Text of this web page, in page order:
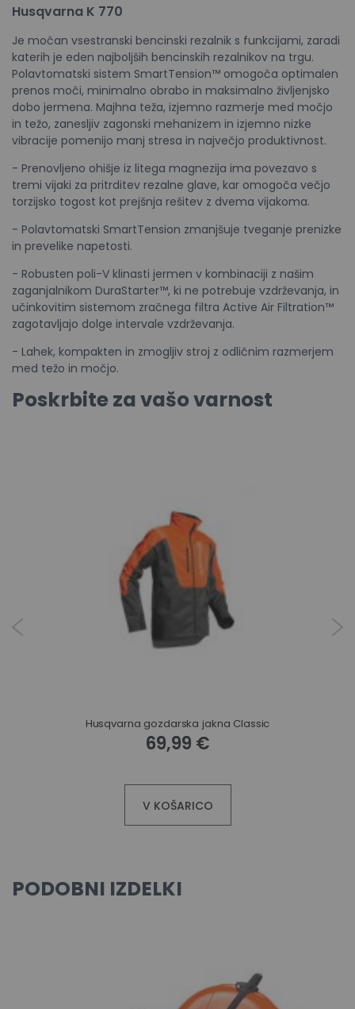
Husqvarna K 770
Je močan vsestranski bencinski rezalnik s funkcijami, zaradi
katerih je eden najboljših bencinskih rezalnikov na trgu.
Polavtomatski sistem SmartTension™ omogoča optimalen
prenos moči, minimalno obrabo in maksimalno življenjsko
dobo jermena. Majhna teža, izjemno razmerje med močjo
in težo, zanesljiv zagonski mehanizem in izjemno nizke
vibracije pomenijo manj stresa in največjo produktivnost.
- Prenovljeno ohišje iz litega magnezija ima povezavo s
tremi vijaki za pritrditev rezalne glave, kar omogoča večjo
torzijsko togost kot prejšnja rešitev z dvema vijakoma.
- Polavtomatski SmartTension zmanjšuje tveganje prenizke
in prevelike napetosti.
- Robusten poli-V klinasti jermen v kombinaciji z našim
zaganjalnikom DuraStarter™, ki ne potrebuje vzdrževanja, in
učinkovitim sistemom zračnega filtra Active Air Filtration™
zagotavljajo dolge intervale vzdrževanja.
- Lahek, kompakten in zmogljiv stroj z odličnim razmerjem
med težo in močjo.
Poskrbite za vašo varnost
Husqvarna gozdarska jakna Classic
69,99 €
V KOŠARICO
PODOBNI IZDELKI